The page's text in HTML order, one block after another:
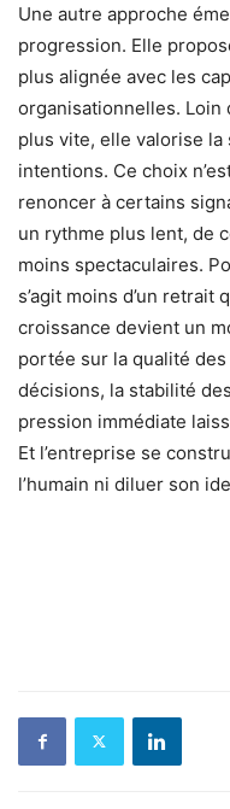
Une autre approche
progression. Elle
plus alignée avec les
organisationnelles.
plus vite, elle valorise
intentions. Ce choix
renoncer à certains
un rythme plus lent, de
moins spectaculaires.
s’agit moins d’un retrait
croissance devient un
portée sur la qualité
décisions, la stabilité
pression immédiate
Et l’entreprise se
l’humain ni diluer son